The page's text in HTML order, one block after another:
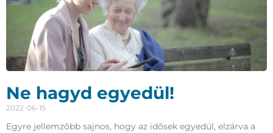
Ne hagyd egyedül!
2022-06-15
Egyre jellemzőbb sajnos, hogy az idősek egyedül, elzárva a